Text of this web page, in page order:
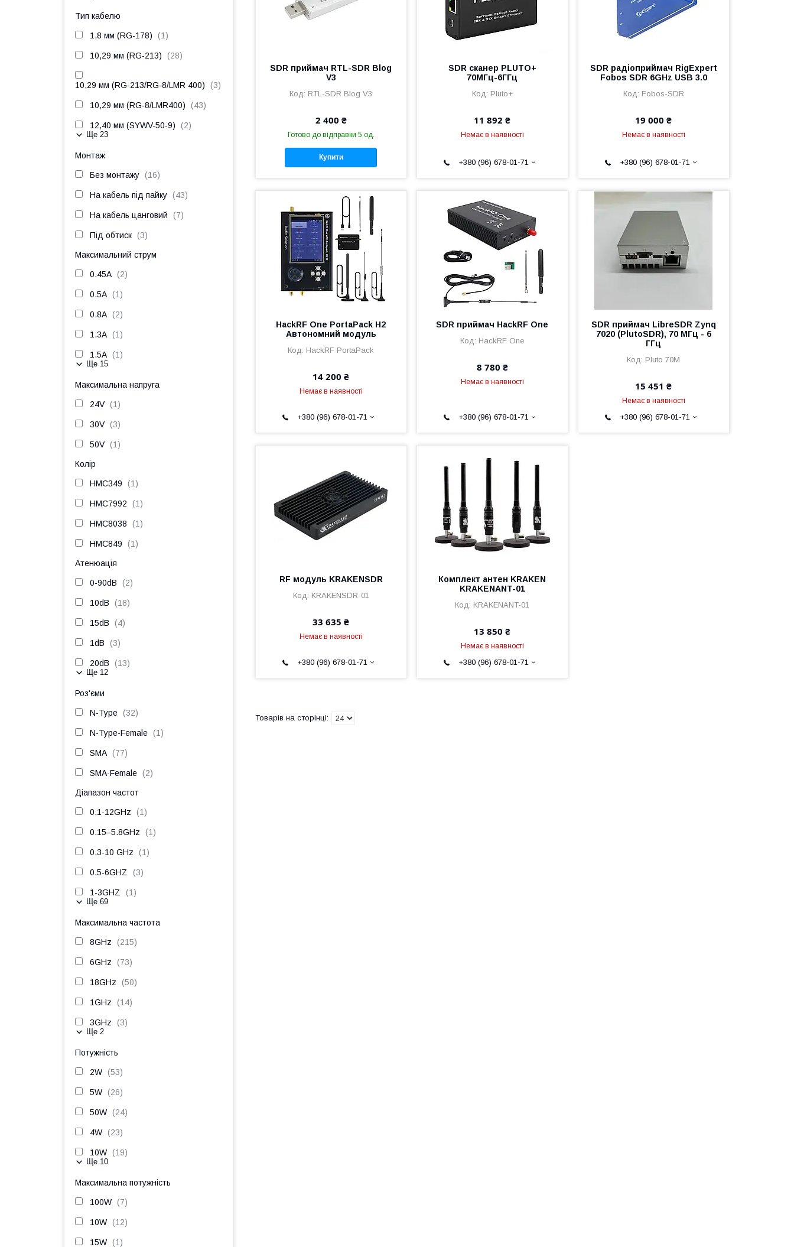
SDR приймач RTL-SDR Blog
V3
RTL-SDR Blog V3
2 400 ₴
Готово до відправки 5 од.
Купити
SDR сканер PLUTO+
70МГц-6ГГц
Pluto+
11 892 ₴
Немає в наявності
+380 (96) 678-01-71
SDR радіоприймач RigExpert
Fobos SDR 6GHz USB 3.0
Fobos-SDR
19 000 ₴
Немає в наявності
+380 (96) 678-01-71
HackRF One PortaPack H2
Автономний модуль
HackRF PortaPack
14 200 ₴
Немає в наявності
+380 (96) 678-01-71
SDR приймач HackRF One
HackRF One
8 780 ₴
Немає в наявності
+380 (96) 678-01-71
SDR приймач LibreSDR Zynq
7020 (PlutoSDR), 70 МГц - 6
ГГц
Pluto 70M
15 451 ₴
Немає в наявності
+380 (96) 678-01-71
RF модуль KRAKENSDR
KRAKENSDR-01
33 635 ₴
Немає в наявності
+380 (96) 678-01-71
Комплект антен KRAKEN
KRAKENANT-01
KRAKENANT-01
13 850 ₴
Немає в наявності
+380 (96) 678-01-71
Тип кабелю
1,8 мм (RG-178) 1
10,29 мм (RG-213) 28
10,29 мм (RG-213/RG-8/LMR 400) 3
10,29 мм (RG-8/LMR400) 43
12,40 мм (SYWV-50-9) 2
Ще 23
Монтаж
Без монтажу 16
На кабель під пайку 43
На кабель цанговий 7
Під обтиск 3
Максимальний струм
0.45A 2
0.5A 1
0.8A 2
1.3A 1
1.5A 1
Ще 15
Максимальна напруга
24V 1
30V 3
50V 1
Колір
HMC349 1
HMC7992 1
HMC8038 1
HMC849 1
Атенюація
0-90dB 2
10dB 18
15dB 4
1dB 3
20dB 13
Ще 12
Роз'єми
N-Type 32
N-Type-Female 1
SMA 77
SMA-Female 2
Діапазон частот
0.1-12GHz 1
0.15–5.8GHz 1
0.3-10 GHz 1
0.5-6GHZ 3
1-3GHZ 1
Ще 69
Максимальна частота
8GHz 215
6GHz 73
18GHz 50
1GHz 14
3GHz 3
Ще 2
Потужність
2W 53
5W 26
50W 24
4W 23
10W 19
Ще 10
Максимальна потужність
100W 7
10W 12
15W 1